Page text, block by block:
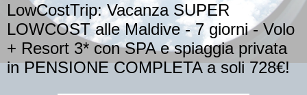
LowCostTrip: Vacanza SUPER
LOWCOST alle Maldive - 7 giorni - Volo
+ Resort 3* con SPA e spiaggia privata
in PENSIONE COMPLETA a soli 728€!